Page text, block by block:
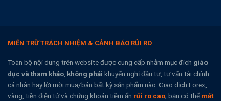
MIỄN TRỪ TRÁCH NHIỆM & CẢNH BÁO RỦI RO
Toàn bộ nội dung trên website được cung cấp nhằm mục đích giáo
dục và tham khảo, không phải khuyến nghị đầu tư, tư vấn tài chính
cá nhân hay lời mời mua/bán bất kỳ sản phẩm nào. Giao dịch Forex,
vàng, tiền điện tử và chứng khoán tiềm ẩn rủi ro cao; bạn có thể mất